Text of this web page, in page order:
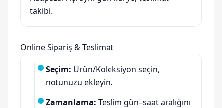
takibi.
Online Sipariş & Teslimat
Seçim: Ürün/Koleksiyon seçin,
notunuzu ekleyin.
Zamanlama: Teslim gün–saat aralığını